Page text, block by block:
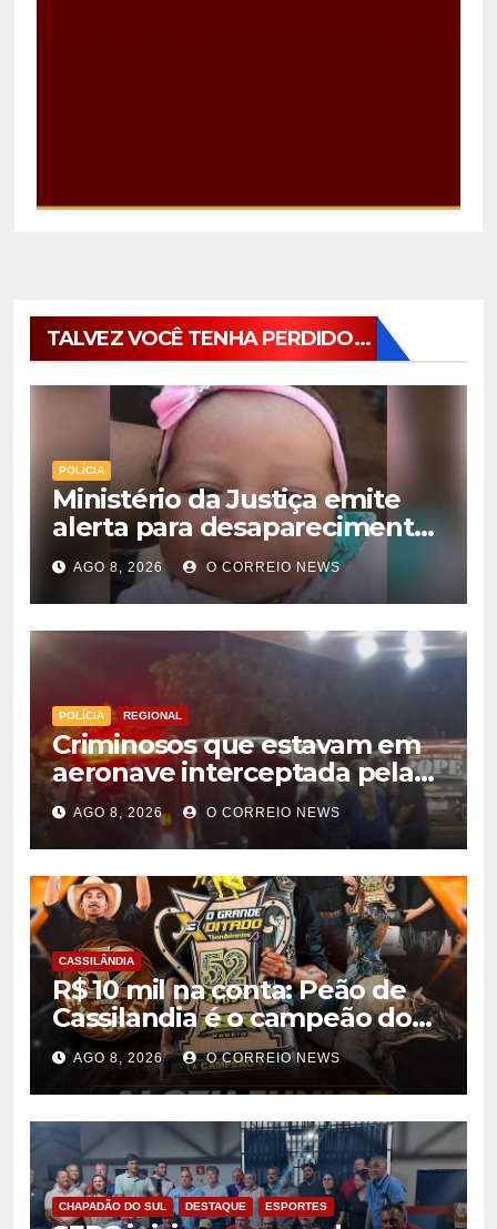
TALVEZ VOCÊ TENHA PERDIDO...
POLÍCIA
Ministério da Justiça emite
alerta para desaparecimento
de bebê de 28 dias em MS;
polícia apura suposto
sequestro
AGO 8, 2026 O CORREIO NEWS
POLÍCIA REGIONAL
Criminosos que estavam em
aeronave interceptada pela
FAB em MS morrem durante
confronto com o Bope
AGO 8, 2026 O CORREIO NEWS
CASSILÂNDIA
R$ 10 mil na conta: Peão de
Cassilandia é o campeão do
desafio “O Grande Ditado
Bandeirantes” em
Rondonópolis
AGO 8, 2026 O CORREIO NEWS
CHAPADÃO DO SUL DESTAQUE ESPORTES